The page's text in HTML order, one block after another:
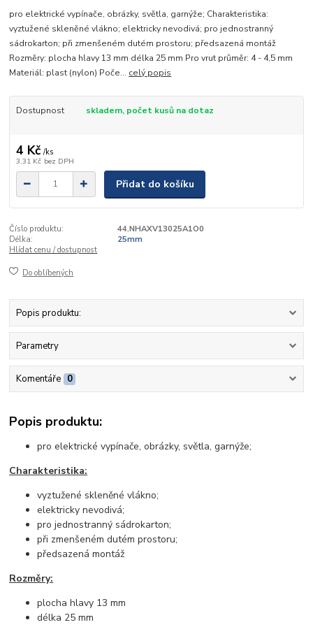
pro elektrické vypínače, obrázky, světla, garnýže; Charakteristika:
vyztužené skleněné vlákno; elektricky nevodivá; pro jednostranný
sádrokarton; při zmenšeném dutém prostoru; předsazená montáž
Rozměry: plocha hlavy 13 mm délka 25 mm Pro vrut průměr: 4 - 4,5 mm
Materiál: plast (nylon) Poče... celý popis
Dostupnost skladem, počet kusů na dotaz
4 Kč /ks
3,31 Kč bez DPH
Přidat do košíku
Číslo produktu:
44.NHAXV13025A1O0
Délka:
25mm
Hlídat cenu / dostupnost
Do oblíbených
Popis produktu:
Parametry
Komentáře 0
Popis produktu:
pro elektrické vypínače, obrázky, světla, garnýže;
Charakteristika:
vyztužené skleněné vlákno;
elektricky nevodivá;
pro jednostranný sádrokarton;
při zmenšeném dutém prostoru;
předsazená montáž
Rozměry:
plocha hlavy 13 mm
délka 25 mm